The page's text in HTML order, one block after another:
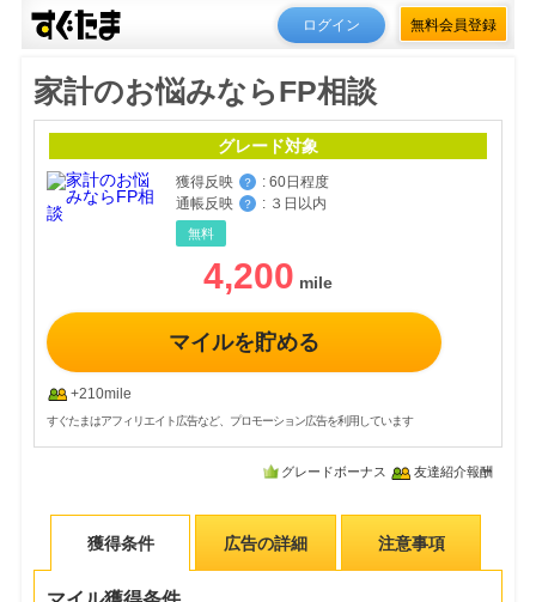
ログイン 無料会員登録
家計のお悩みならFP相談
グレード対象
獲得反映 ？ : 60日程度
通帳反映
？ : ３日以内
無料
4,200
マイルを貯める
+210mile
すぐたまはアフィリエイト広告など、プロモーション広告を利用しています
グレードボーナス 友達紹介報酬
獲得条件 広告の詳細 注意事項